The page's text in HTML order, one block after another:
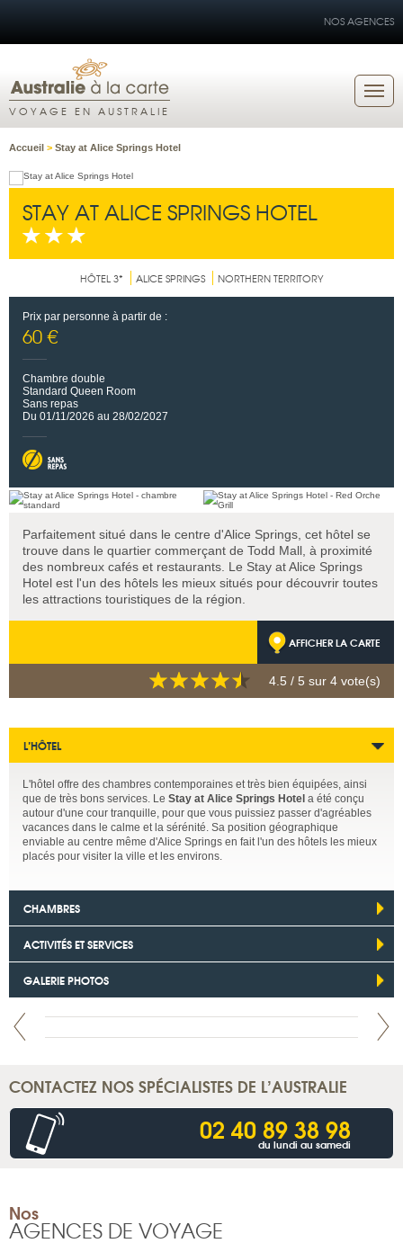
NOS AGENCES
VOYAGE EN AUSTRALIE
Accueil > Stay at Alice Springs Hotel
STAY AT ALICE SPRINGS HOTEL
HÔTEL 3* ALICE SPRINGS NORTHERN TERRITORY
Prix par personne à partir de :
60 €
Chambre double
Standard Queen Room
Sans repas
Du 01/11/2026 au 28/02/2027
Parfaitement situé dans le centre d'Alice Springs, cet hôtel se
trouve dans le quartier commerçant de Todd Mall, à proximité
des nombreux cafés et restaurants. Le Stay at Alice Springs
Hotel est l'un des hôtels les mieux situés pour découvrir toutes
les attractions touristiques de la région.
AFFICHER LA CARTE
4.5 / 5 sur 4 vote(s)
L’HÔTEL
L'hôtel offre des chambres contemporaines et très bien équipées, ainsi
que de très bons services. Le Stay at Alice Springs Hotel a été conçu
autour d'une cour tranquille, pour que vous puissiez passer d'agréables
vacances dans le calme et la sérénité. Sa position géographique
enviable au centre même d'Alice Springs en fait l'un des hôtels les mieux
placés pour visiter la ville et les environs.
CHAMBRES
ACTIVITÉS ET SERVICES
GALERIE PHOTOS
CONTACTEZ NOS SPÉCIALISTES DE L’AUSTRALIE
02 40 89 38 98
du lundi au samedi
Nos
AGENCES DE VOYAGE